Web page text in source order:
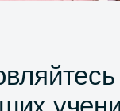
ОГЭ. Спасибо!